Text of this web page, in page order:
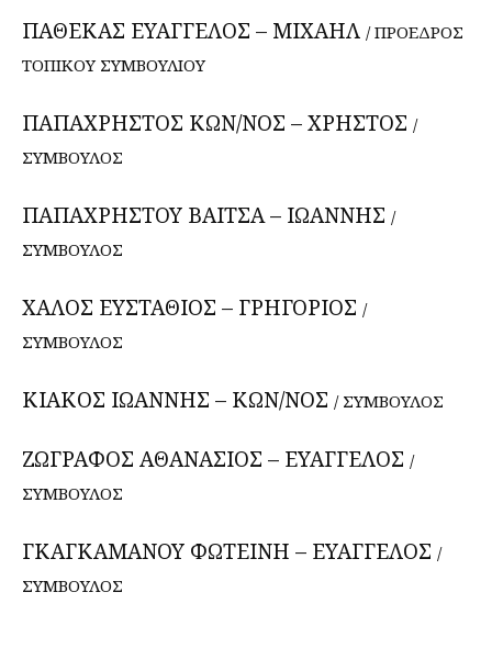
ΠΑΘΕΚΑΣ ΕΥΑΓΓΕΛΟΣ – ΜΙΧΑΗΛ / ΠΡΟΕΔΡΟΣ
ΤΟΠΙΚΟΥ ΣΥΜΒΟΥΛΙΟΥ
ΠΑΠΑΧΡΗΣΤΟΣ ΚΩΝ/ΝΟΣ – ΧΡΗΣΤΟΣ /
ΣΥΜΒΟΥΛΟΣ
ΠΑΠΑΧΡΗΣΤΟΥ ΒΑΙΤΣΑ – ΙΩΑΝΝΗΣ /
ΣΥΜΒΟΥΛΟΣ
ΧΑΛΟΣ ΕΥΣΤΑΘΙΟΣ – ΓΡΗΓΟΡΙΟΣ /
ΣΥΜΒΟΥΛΟΣ
ΚΙΑΚΟΣ ΙΩΑΝΝΗΣ – ΚΩΝ/ΝΟΣ / ΣΥΜΒΟΥΛΟΣ
ΖΩΓΡΑΦΟΣ ΑΘΑΝΑΣΙΟΣ – ΕΥΑΓΓΕΛΟΣ /
ΣΥΜΒΟΥΛΟΣ
ΓΚΑΓΚΑΜΑΝΟΥ ΦΩΤΕΙΝΗ – ΕΥΑΓΓΕΛΟΣ /
ΣΥΜΒΟΥΛΟΣ